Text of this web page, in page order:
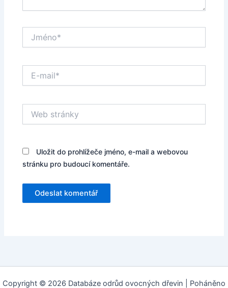
mail*
stránky
Uložit do prohlížeče jméno, e-mail a webovou
stránku pro budoucí komentáře.
Copyright © 2026 Databáze odrůd ovocných dřevin | Poháněno